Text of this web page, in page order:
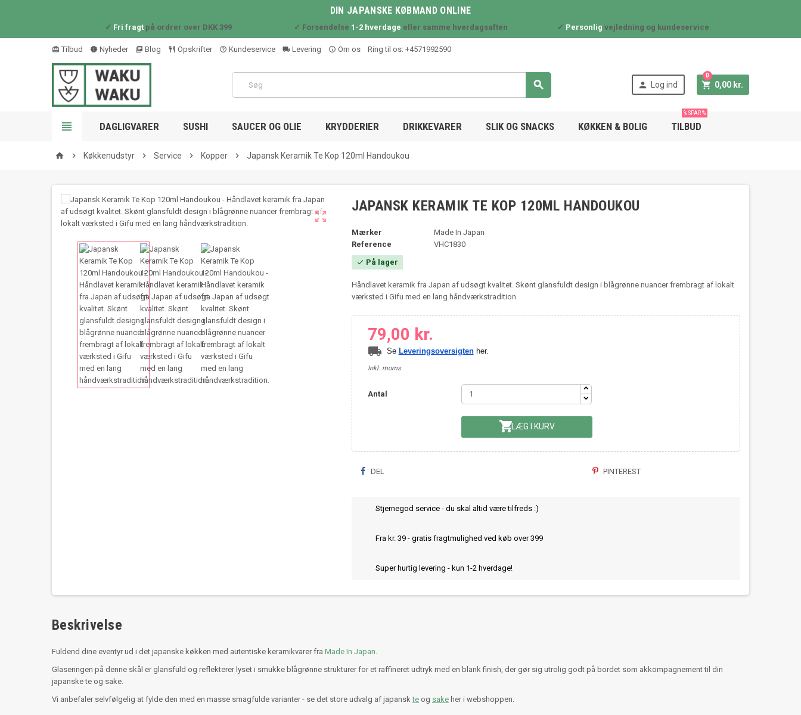
DIN JAPANSKE KØBMAND ONLINE
✓ Fri fragtpå ordrer over DKK 399 ✓ Forsendelse 1-2 hverdage eller samme hverdagsaften ✓ Personlig vejledning og kundeservice
card_giftcard Tilbud new_releases Nyheder library_books Blog restaurant_outline
Opskrifter help_outline Kundeservice local_shipping Levering info_outline Om os Ring til os: +4571992590
  Log ind  0,00 kr.
0
 DAGLIGVARER SUSHI SAUCER OG OLIE KRYDDERIER DRIKKEVARER SLIK OG SNACKS KØKKEN & BOLIG TILBUD
% SPAR %
home  Køkkenudstyr  Service  Kopper  Japansk Keramik Te Kop 120ml Handoukou

JAPANSK KERAMIK TE KOP 120ML HANDOUKOU
Mærker
Made In Japan
Reference
VHC1830
 På lager
Håndlavet keramik fra Japan af udsøgt kvalitet. Skønt glansfuldt design i blågrønne nuancer frembragt af lokalt
værksted i Gifu med en lang håndværkstradition.
79,00 kr.
local_shipping Se Leveringsoversigtenher.
Inkl. moms
Antal
LÆG I KURV
DEL PINTEREST
Stjernegod service - du skal altid være tilfreds :)
Fra kr. 39 - gratis fragtmulighed ved køb over 399
Super hurtig levering - kun 1-2 hverdage!
Beskrivelse
Fuldend dine eventyr ud i det japanske køkken med autentiske keramikvarer fra Made In Japan.
Glaseringen på denne skål er glansfuld og reflekterer lyset i smukke blågrønne strukturer for et raffineret udtryk med en blank finish, der gør sig utrolig godt på bordet som akkompagnement til din
japanske te og sake.
Vi anbefaler selvfølgelig at fylde den med en masse smagfulde varianter - se det store udvalg af japanskte og sake her i webshoppen.